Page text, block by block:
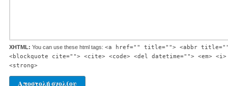
XHTML: You can use these html tags: <a href="" title=""> <abbr
<blockquote cite=""> <cite> <code> <del datetime=""> <em>
<strong>